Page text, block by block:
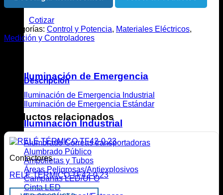
Iluminación de Emergencia
Iluminación de Emergencia Industrial
Iluminación de Emergencia Estándar
Iluminación Industrial
Alumbrado Correas transportadoras
Alumbrado Público
Ampolletas y Tubos
Áreas Peligrosas/Antiexplosivos
Campanas LED/UFO
Cinta LED
Cotizar
Categorías: Control y Potencia, Materiales Eléctricos,
Medición y Controladores
Descripción
Productos relacionados
Contactores
RELÉ TÉRMICO TF42-0.23